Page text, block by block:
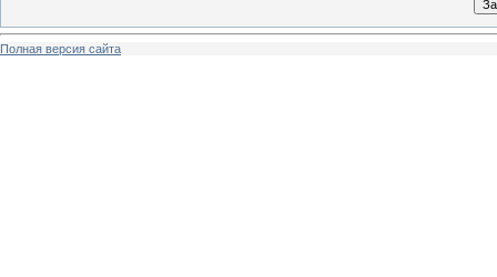
Полная версия сайта